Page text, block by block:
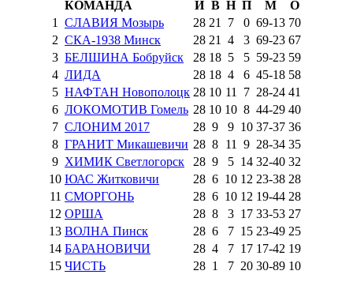
КОМАНДА И В Н П М
О
1
СЛАВИЯ Мозырь 28 21 7 0 69-13 70
2 СКА-1938 Минск 28 21 4 3 69-23 67
3 БЕЛШИНА Бобруйск 28 18 5 5 59-23 59
4 ЛИДА 28 18 4 6 45-18 58
5 НАФТАН Новополоцк 28 10 11 7 28-24 41
6 ЛОКОМОТИВ Гомель 28 10 10 8 44-29 40
7 СЛОНИМ 2017 28 9 9 10 37-37 36
8 ГРАНИТ Микашевичи 28 8 11 9 28-34 35
9 ХИМИК Светлогорск 28 9 5 14 32-40 32
10 ЮАС Житковичи 28 6 10 12 23-38 28
11 СМОРГОНЬ 28 6 10 12 19-44 28
12 ОРША 28 8 3 17 33-53 27
13 ВОЛНА Пинск 28 6 7 15 23-49 25
14 БАРАНОВИЧИ 28 4 7 17 17-42 19
15 ЧИСТЬ 28 1 7 20 30-89 10